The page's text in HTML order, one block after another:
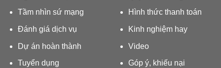
Tầm nhìn sứ mạng
Đánh giá dịch vụ
Dự án hoàn thành
Tuyển dụng
Hình thức thanh toán
Kinh nghiệm hay
Video
Góp ý, khiếu nại